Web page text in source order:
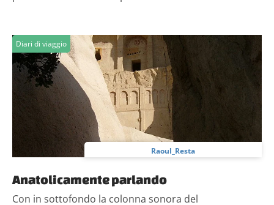
Diari di viaggio
Raoul_Resta
Anatolicamente parlando
Con in sottofondo la colonna sonora del